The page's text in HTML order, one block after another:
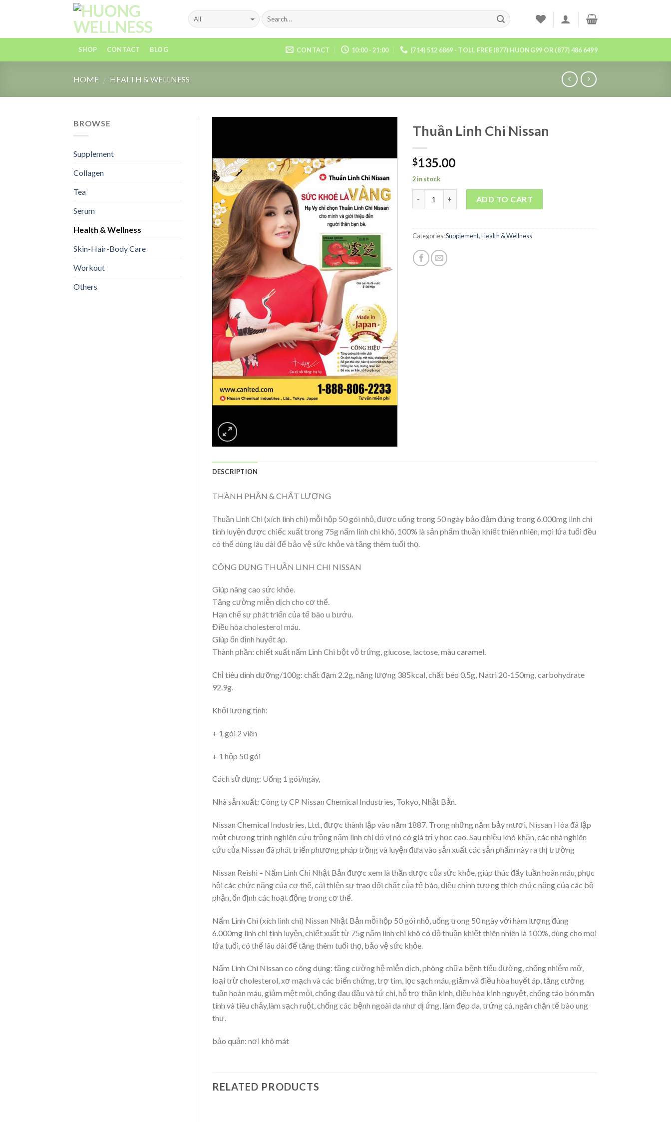
SHOP CONTACT BLOG CONTACT 10:00 - 21:00 (714) 512 6869 - TOLL FREE (877) HUONG99 OR (877) 486 6499
HOME / HEALTH & WELLNESS
Wishlist
Thuần Linh Chi Nissan
$135.00
2 in stock
Quantity ADD TO CART
Categories:Supplement,Health & Wellness
DESCRIPTION
THÀNH PHẦN & CHẤT LƯỢNG
Thuần Linh Chi (xích linh chi) mỗi hộp 50 gói nhỏ, được uống trong 50 ngày bảo đảm đúng trong 6.000mg linh chi
tinh luyện được chiếc xuất trong 75g nấm linh chi khô, 100% là sản phẩm thuần khiết thiên nhiên, mọi lứa tuổi đều
có thể dùng lâu dài để bảo vệ sức khỏe và tăng thêm tuổi thọ.
CÔNG DỤNG THUẦN LINH CHI NISSAN
Giúp nâng cao sức khỏe.
Tăng cường miễn dịch cho cơ thể.
Hạn chế sự phát triển của tế bào u bướu.
Điều hòa cholesterol máu.
Giúp ổn định huyết áp.
Thành phần: chiết xuất nấm Linh Chi bột vỏ trứng, glucose, lactose, màu caramel.
Chỉ tiêu dinh dưỡng/100g: chất đạm 2.2g, năng lượng 385kcal, chất béo 0.5g, Natri 20-150mg, carbohydrate
92.9g.
Khối lượng tịnh:
+ 1 gói 2 viên
+ 1 hộp 50 gói
Cách sử dụng: Uống 1 gói/ngày,
Nhà sản xuất: Công ty CP Nissan Chemical Industries, Tokyo, Nhật Bản.
Nissan Chemical Industries, Ltd., được thành lập vào năm 1887. Trong những năm bảy mươi, Nissan Hóa đã lập
một chương trình nghiên cứu trồng nấm linh chi đỏ vì nó có giá trị y học cao. Sau nhiều khó khăn, các nhà nghiên
cứu của Nissan đã phát triển phương pháp trồng và luyện đưa vào sản xuất các sản phẩm này ra thị trường
Nissan Reishi – Nấm Linh Chi Nhật Bản được xem là thần dược của sức khỏe, giúp thúc đẩy tuần hoàn máu, phục
hồi các chức năng của cơ thể, cải thiện sự trao đổi chất của tế bào, điều chỉnh tương thích chức năng của các bộ
phận, ổn định các hoạt động trong cơ thể.
Nấm Linh Chi (xích linh chi) Nissan Nhật Bản mỗi hộp 50 gói nhỏ, uống trong 50 ngày với hàm lượng đúng
6.000mg linh chi tinh luyện, chiết xuất từ 75g nấm linh chi khô có độ thuần khiết thiên nhiên là 100%, dùng cho mọi
lứa tuổi, có thể lâu dài để tăng thêm tuổi thọ, bảo vệ sức khỏe.
Nấm Linh Chi Nissan co công dụng: tăng cường hệ miễn dịch, phòng chữa bệnh tiểu đường, chống nhiễm mỡ,
loại trừ cholesterol, xơ mạch và các biến chứng, trợ tim, lọc sạch máu, giảm và điều hòa huyết áp, tăng cường
tuần hoàn máu, giảm mệt mỏi, chống đau đầu và tứ chi, hỗ trợ thần kinh, điều hòa kinh nguyệt, chống táo bón mãn
tính và tiêu chảy,làm sạch ruột, chống các bệnh ngoài da như dị ứng, làm đẹp da, trứng cá, ngăn chặn tế bào ung
thư.
bảo quản: nơi khô mát
RELATED PRODUCTS
BROWSE
Supplement
Collagen
Tea
Serum
Health & Wellness
Skin-Hair-Body Care
Workout
Others